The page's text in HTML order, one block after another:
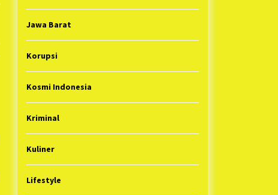
Jawa Barat
Korupsi
Kosmi Indonesia
Kriminal
Kuliner
Lifestyle